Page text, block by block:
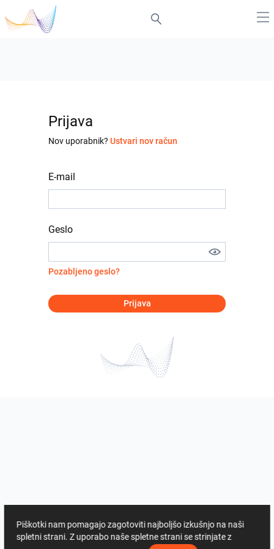
Prijava
Nov uporabnik? Ustvari nov račun
E-mail
Geslo
Pozabljeno geslo?
Prijava
Piškotki nam pomagajo zagotoviti najboljšo izkušnjo na naši
spletni strani. Z uporabo naše spletne strani se strinjate z